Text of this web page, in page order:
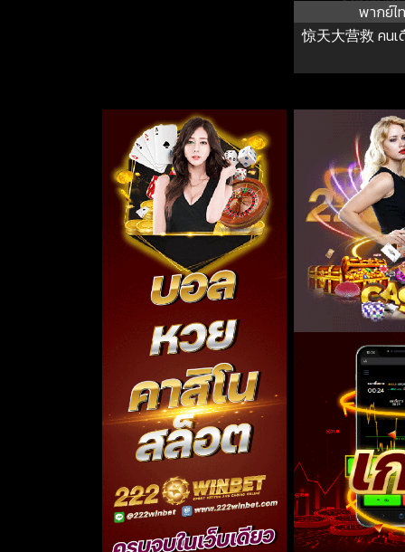
พากย์ไ
惊天大营救 คน